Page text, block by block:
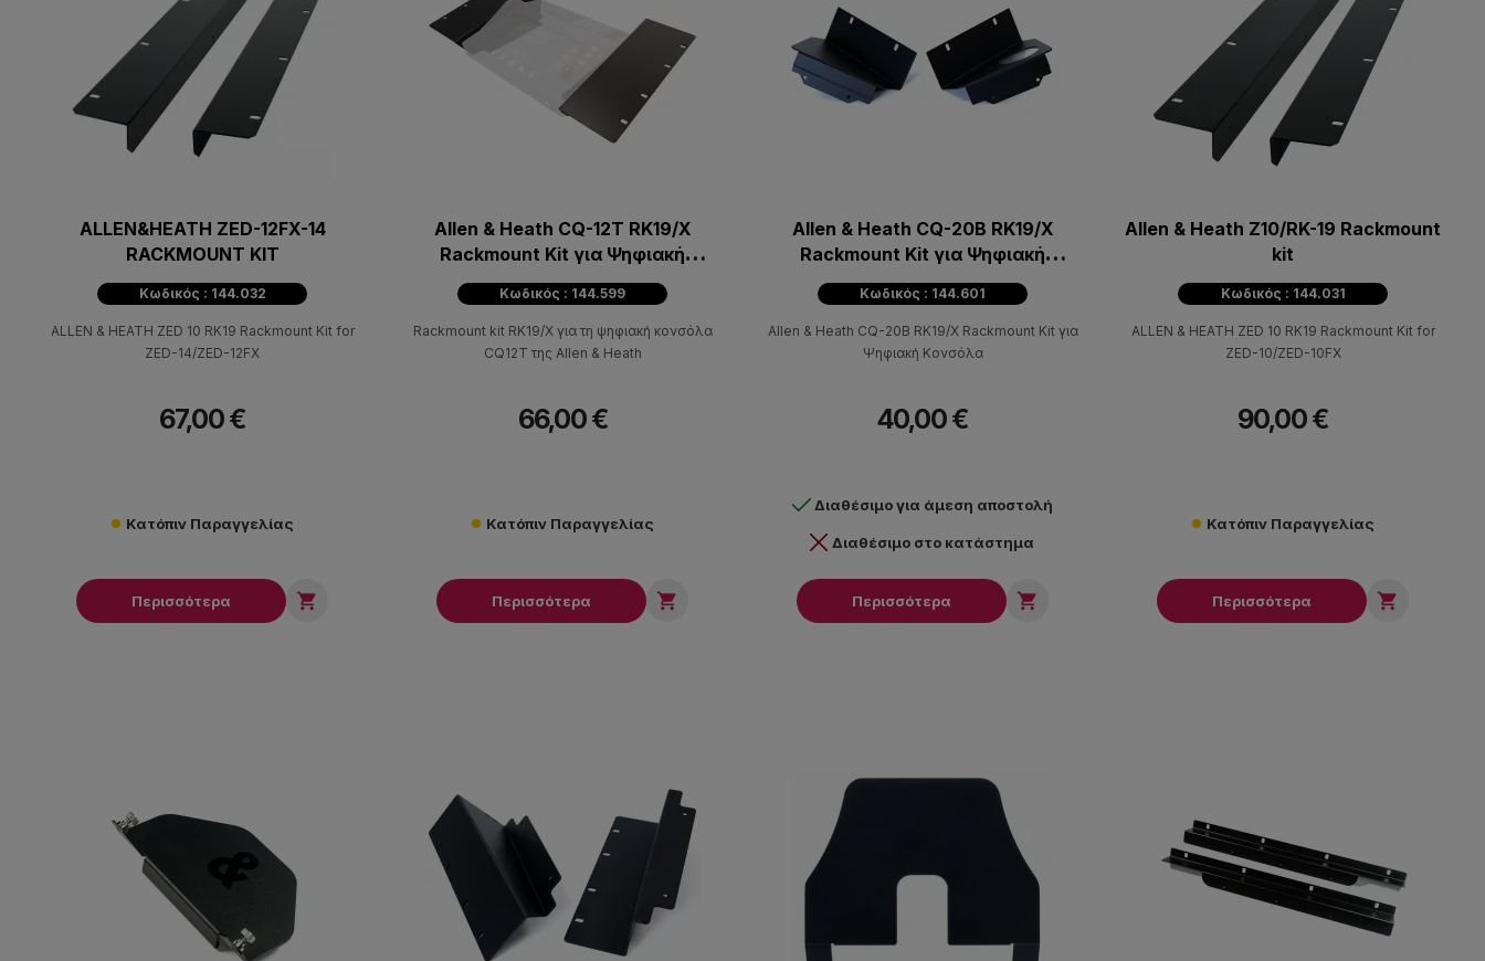
ALLEN&HEATH ZED-12FX-14
RACKMOUNT KIT
Κωδικός : 144.032
ALLEN & HEATH ZED 10 RK19 Rackmount Kit for
ZED-14/ZED-12FX
67,00 €
Κατόπιν Παραγγελίας
Περισσότερα 
Allen & Heath CQ-12T RK19/X
Rackmount Kit για Ψηφιακή
Κονσόλα
Κωδικός : 144.599
Rackmount kit RK19/X για τη ψηφιακή κονσόλα
CQ12T της Allen & Heath
66,00 €
Κατόπιν Παραγγελίας
Περισσότερα 
Allen & Heath CQ-20B RK19/X
Rackmount Kit για Ψηφιακή
Κονσόλα
Κωδικός : 144.601
Allen & Heath CQ-20B RK19/X Rackmount Kit για
Ψηφιακή Κονσόλα
40,00 €
Διαθέσιμο για άμεση αποστολή
Διαθέσιμο στο κατάστημα
Περισσότερα 
Allen & Heath Z10/RK-19 Rackmount
kit
Κωδικός : 144.031
ALLEN & HEATH ZED 10 RK19 Rackmount Kit for
ZED-10/ZED-10FX
90,00 €
Κατόπιν Παραγγελίας
Περισσότερα 